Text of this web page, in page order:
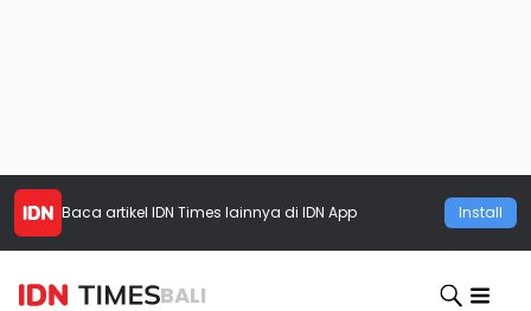
Baca artikel IDN Times lainnya di IDN App Install
BALI